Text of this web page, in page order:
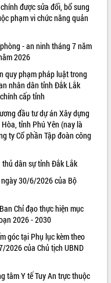
được sửa đổi, bổ sung
phạm vi chức năng quản
- an ninh tháng 7 năm
2026
quy phạm pháp luật trong
nhân dân tỉnh Đắk Lắk
cấp tỉnh
đầu tư dự án Xây dựng
tỉnh Phú Yên (nay là
ty Cổ phần Tập đoàn công
thủ dân sự tỉnh Đắk Lắk
30/6/2026 của Bộ
Chỉ đạo thực hiện mục
2026 - 2030
góc tại Phụ lục kèm theo
2026 của Chủ tịch UBND
tâm Y tế Tuy An trực thuộc